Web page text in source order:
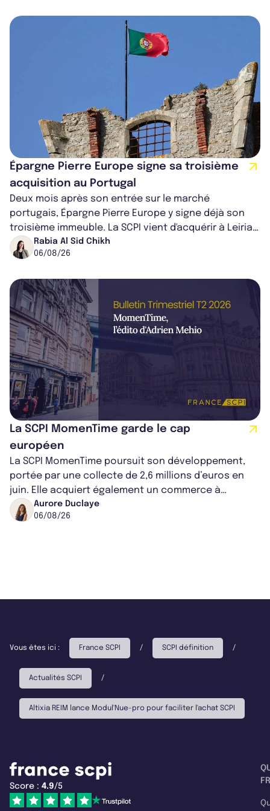
Épargne Pierre Europe signe sa troisième
acquisition au Portugal
Deux mois après son entrée sur le marché
portugais, Épargne Pierre Europe y signe déjà son
troisième immeuble. La SCPI vient d'acquérir à Leiria,
dans le centre du pays, un établis...
Rabia Al Sid Chikh
06/08/26
La SCPI MomenTime garde le cap
européen
La SCPI MomenTime poursuit son développement,
portée par une collecte de 2,6 millions d’euros en
juin. Elle acquiert également un commerce à
Worcester, place une plateforme logisti...
Aurore Duclaye
06/08/26
Vous êtes ici : France SCPI / SCPI définition /
Actualités SCPI /
Altixia REIM lance Modul'Nue-pro pour faciliter l'achat SCPI
Score : 4.9/5